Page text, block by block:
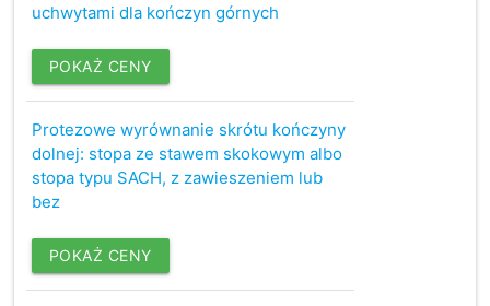
uchwytami dla kończyn górnych
POKAŻ CENY
Protezowe wyrównanie skrótu kończyny
dolnej: stopa ze stawem skokowym albo
stopa typu SACH, z zawieszeniem lub
bez
POKAŻ CENY